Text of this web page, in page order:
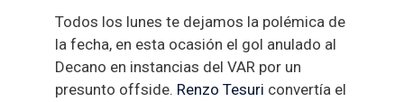
Todos los lunes te dejamos la polémica de
la fecha, en esta ocasión el gol anulado al
Decano en instancias del VAR por un
presunto offside. Renzo Tesuri convertía el